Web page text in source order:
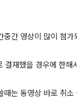
중간 영상이 많이 첨가
결재했을 경우에 한해
때는 동영상 바로 취